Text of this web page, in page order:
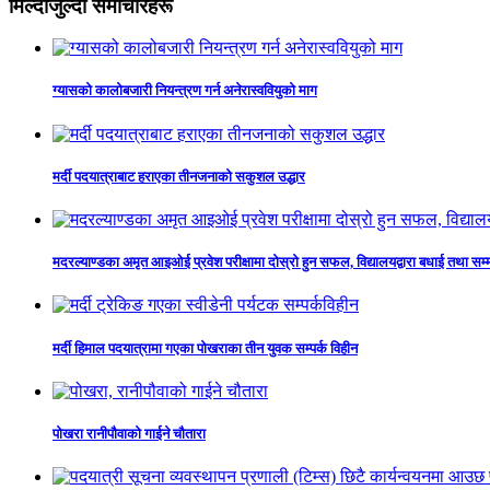
मिल्दोजुल्दो समाचारहरू
ग्यासको कालोबजारी नियन्त्रण गर्न अनेरास्ववियुको माग
मर्दी पदयात्राबाट हराएका तीनजनाको सकुशल उद्धार
मदरल्याण्डका अमृत आइओई प्रवेश परीक्षामा दोस्रो हुन सफल, विद्यालयद्वारा बधाई तथा
मर्दी हिमाल पदयात्रामा गएका पोखराका तीन युवक सम्पर्क विहीन
पोखरा रानीपौवाको गाईने चौतारा